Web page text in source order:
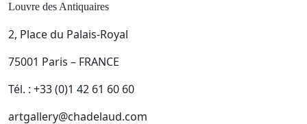
Louvre des Antiquaires
2, Place du Palais-Royal
75001 Paris – FRANCE
Tél. : +33 (0)1 42 61 60 60
artgallery@chadelaud.com